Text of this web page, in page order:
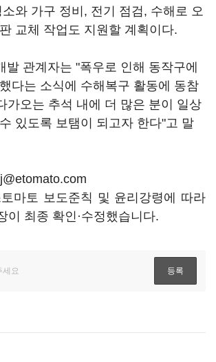
와 가구 정비, 전기 점검, 수해로 오
교체 작업도 지원할 계획이다.
발 관계자는 "폭우로 인해 동작구에
다는 소식에 수해복구 활동에 동참
가오는 추석 내에 더 많은 분이 일상
있도록 보탬이 되고자 한다"고 말
마토 보도준칙 및 윤리강령에 따라
이 최종 확인·수정했습니다.